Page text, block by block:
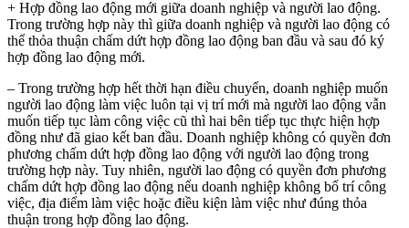
+ Hợp đồng lao động mới giữa doanh nghiệp và người lao động.
Trong trường hợp này thì giữa doanh nghiệp và người lao động có
thể thỏa thuận chấm dứt hợp đồng lao động ban đầu và sau đó ký
hợp đồng lao động mới.
– Trong trường hợp hết thời hạn điều chuyển, doanh nghiệp muốn
người lao động làm việc luôn tại vị trí mới mà người lao động vẫn
muốn tiếp tục làm công việc cũ thì hai bên tiếp tục thực hiện hợp
đồng như đã giao kết ban đầu. Doanh nghiệp không có quyền đơn
phương chấm dứt hợp đồng lao động với người lao động trong
trường hợp này. Tuy nhiên, người lao động có quyền đơn phương
chấm dứt hợp đồng lao động nếu doanh nghiệp không bố trí công
việc, địa điểm làm việc hoặc điều kiện làm việc như đúng thỏa
thuận trong hợp đồng lao động.